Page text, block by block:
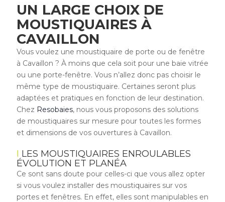
UN LARGE CHOIX DE
MOUSTIQUAIRES À
CAVAILLON
Vous voulez une moustiquaire de porte ou de fenêtre
à Cavaillon ? À moins que cela soit pour une baie vitrée
ou une porte-fenêtre. Vous n’allez donc pas choisir le
même type de moustiquaire. Certaines seront plus
adaptées et pratiques en fonction de leur destination.
Chez Resobaies, nous vous proposons des solutions
de moustiquaires sur mesure pour toutes les formes
et dimensions de vos ouvertures à Cavaillon.
LES MOUSTIQUAIRES ENROULABLES
ÉVOLUTION ET PLANÉA
Ce sont sans doute pour celles-ci que vous allez opter
si vous voulez installer des moustiquaires sur vos
portes et fenêtres. En effet, elles sont manipulables en